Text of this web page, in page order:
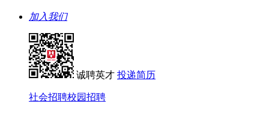
加入我们
诚聘英才 投递简历
社会招聘校园招聘